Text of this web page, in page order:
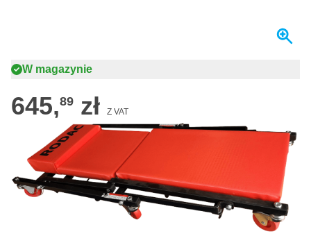
W magazynie
645,89 zł Z VAT
Zamów przed 23:59,wysyłka jutro
Darmowa dostawaod 435,- zł
na zwrot i wymianę